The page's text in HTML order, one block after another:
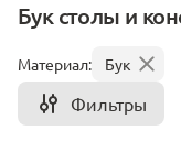
Бук столы и
Материал: Бук
Фильтры